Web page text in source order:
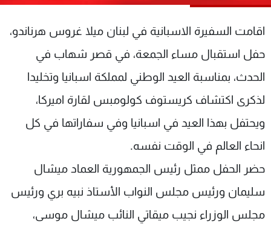
اقامت السفيرة الاسبانية في لبنان ميلا غروس هرناندو،
حفل استقبال مساء الجمعة، في قصر شهاب في
الحدث، بمناسبة العيد الوطني لمملكة اسبانيا وتخليدا
لذكرى اكتشاف كريستوف كولومبس لقارة اميركا،
ويحتفل بهذا العيد في اسبانيا وفي سفاراتها في كل
انحاء العالم في الوقت نفسه.
حضر الحفل ممثل رئيس الجمهورية العماد ميشال
سليمان ورئيس مجلس النواب الأستاذ نبيه بري ورئيس
مجلس الوزراء نجيب ميقاتي النائب ميشال موسى،
الترددات
عن MTV
الإنـتـاج
لاعلاناتكم
وظائف
تواصل معنا
شروط الإسـتخدام
سياسة الخصوصية